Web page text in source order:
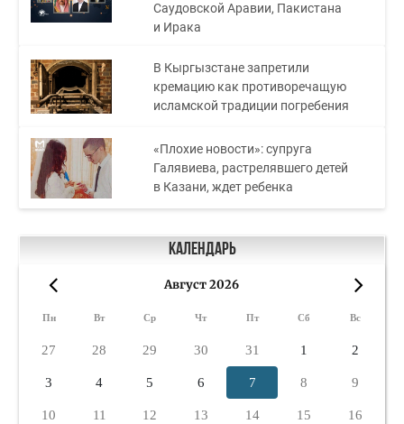
Саудовской Аравии, Пакистана
и Ирака
В Кыргызстане запретили
кремацию как противоречащую
исламской традиции погребения
«Плохие новости»: супруга
Галявиева, растрелявшего детей
в Казани, ждет ребенка
Календарь
Август 2026
Пн Вт Ср Чт Пт Сб Вс
27 28 29 30 31 1 2
3 4 5 6 7 8 9
10 11 12 13 14 15 16